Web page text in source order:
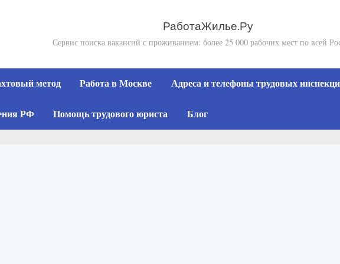
РаботаЖилье.Ру
Сервис поиска вакансий с проживанием: более 25 000 рабочих мест по всей
метод Работа в Москве Адреса и телефоны трудовых
РФ Помощь трудового юриста Блог